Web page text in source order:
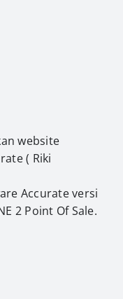
website
( Riki
Accurate versi
2 Point Of Sale.